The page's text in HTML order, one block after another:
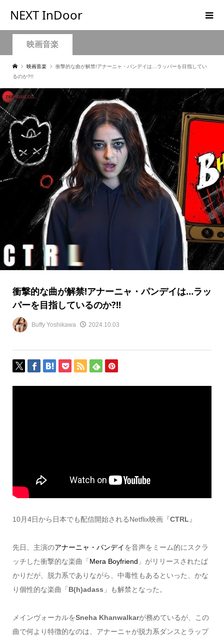
NEXT InDoor
映画音楽
映画音楽
衝撃的な曲が解禁!アナーニャ・パンデイは…ラッパーを目指してい
るのか?!!
衝撃的な曲が解禁!アナーニャ・パンデイは…ラッ
パーを目指しているのか?!!
Buffy Yoshikawa 2024.10.03
10月4日から日本でも配信開始されるNetflix映画『CTRL』
先日、主演のアナーニャ・パンデイを音声をミーム的にスクラ
ッチした衝撃的な楽曲「 Mera Boyfriend 」がリリースされたば
かりだが、脱力系でありながら、中毒性もあるといった、かな
り個性的な楽曲「 B(h)adass 」も解禁となった。
メインヴォーカルをSneha Khanwalkarが務めているが、この
曲で何より特徴的なのは、アナーニャが脱力系ダンスとラップ